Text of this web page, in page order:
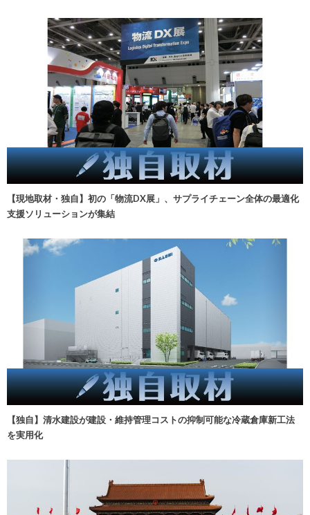
【現地取材・独自】初の「物流DX展」、サプライチェーン全体の最適化
支援ソリューションが集結
【独自】清水建設が建設・維持管理コストの抑制可能な冷蔵倉庫新工法
を実用化